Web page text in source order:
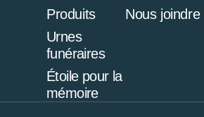
Produits
Urnes
funéraires
Étoile pour la
mémoire
Nous joindre